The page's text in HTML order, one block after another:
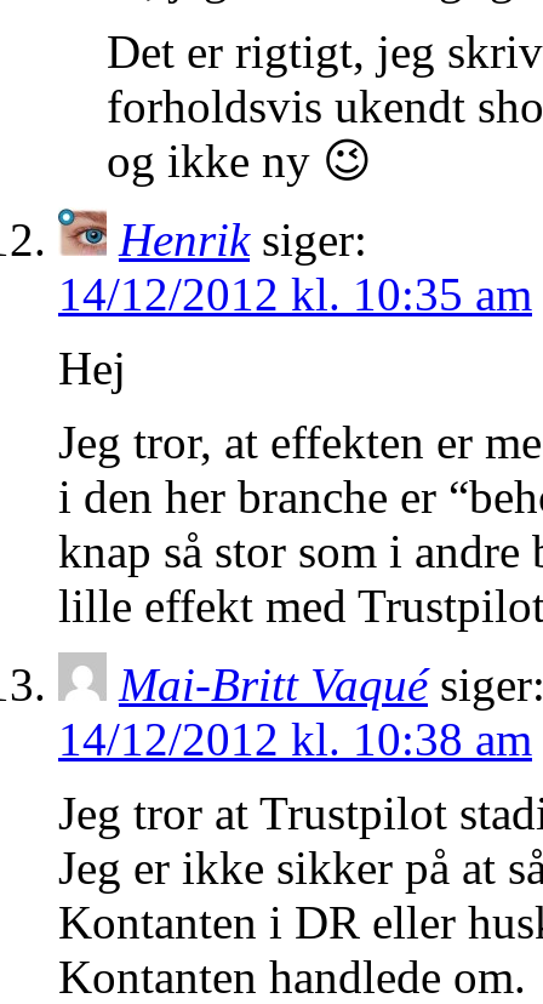
Det er rigtigt, jeg
forholdsvis ukendt
og ikke ny 😉
Henrik siger:
14/12/2012 kl. 10:35 am
Hej
Jeg tror, at effekten er
i den her branche er
knap så stor som i
lille effekt med
Mai-Britt Vaqué
14/12/2012 kl. 10:38 am
Jeg tror at Trustpilot
Jeg er ikke sikker på at
Kontanten i DR eller
Kontanten handlede om.